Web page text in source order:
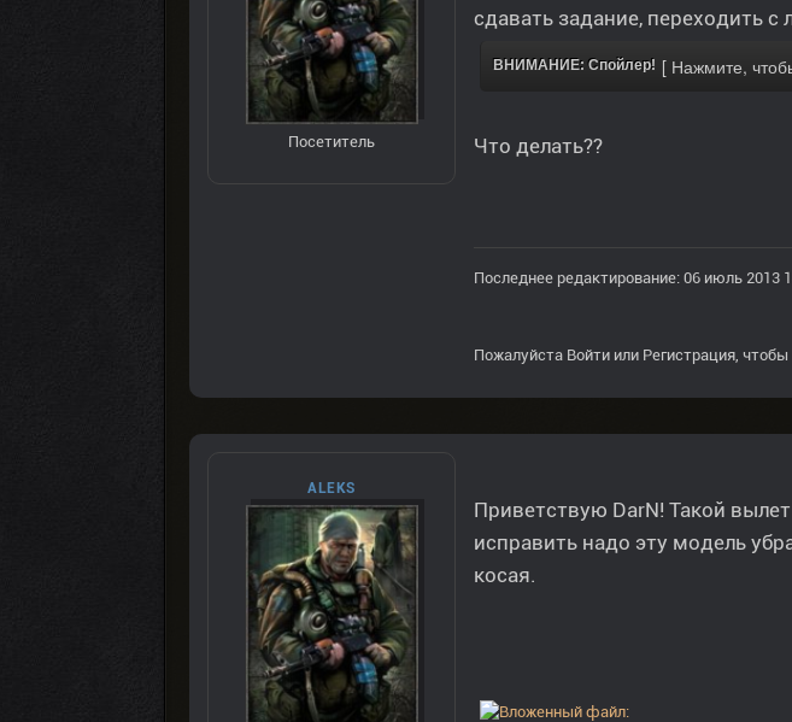
Посетитель
сдавать задание, переходить с
ВНИМАНИЕ: Спойлер!
Что делать??
Последнее редактирование: 06 июль 2013
Пожалуйста Войти или Регистрация, чтобы
ALEKS
Приветствую DarN! Такой
исправить надо эту модель
косая.